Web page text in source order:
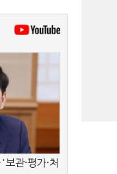
관·평가·처